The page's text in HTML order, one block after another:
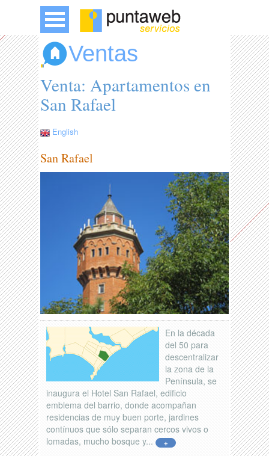
Ventas
Venta: Apartamentos en
San Rafael
English
San Rafael
En la década
del 50 para
descentralizar
la zona de la
Península, se
inaugura el Hotel San Rafael, edificio
emblema del barrio, donde acompañan
residencias de muy buen porte, jardines
contínuos que sólo separan cercos vivos o
lomadas, mucho bosque y...
+